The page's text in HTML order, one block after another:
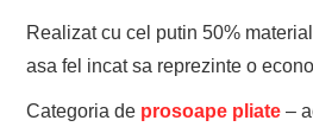
Realizat cu cel putin 50%
asa fel incat sa reprezinte o
Categoria de prosoape pliate –